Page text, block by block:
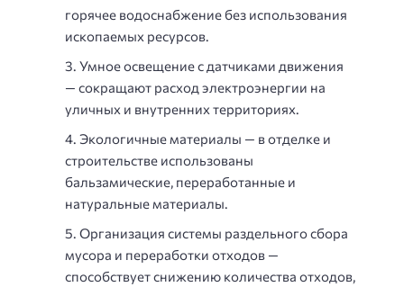
горячее водоснабжение без использования
ископаемых ресурсов.
Умное освещение с датчиками движения
— сокращают расход электроэнергии на
уличных и внутренних территориях.
Экологичные материалы — в отделке и
строительстве использованы
бальзамические, переработанные и
натуральные материалы.
Организация системы раздельного сбора
мусора и переработки отходов —
способствует снижению количества отходов,